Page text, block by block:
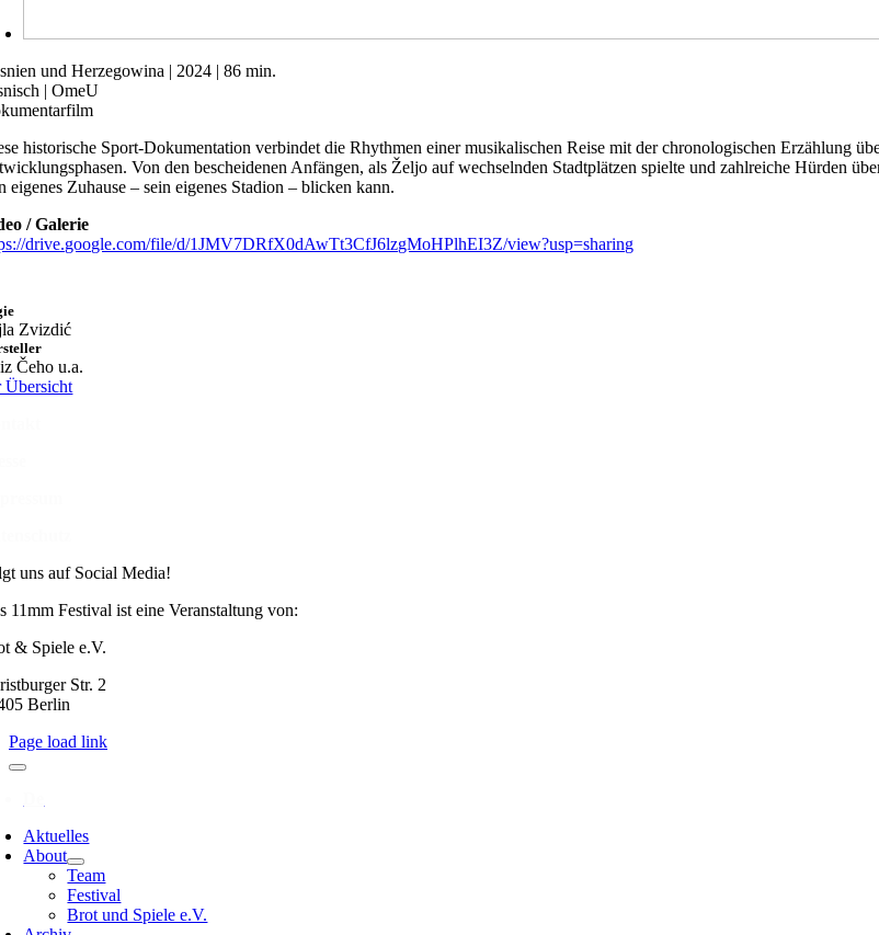
und Herzegowina | 2024 | 86 min.
| OmeU
historische Sport-Dokumentation verbindet die Rhythmen einer musikalischen Reise mit der chronologischen Erzählung
Von den bescheidenen Anfängen, als Željo auf wechselnden Stadtplätzen spielte und zahlreiche Hürden
eigenes Zuhause – sein eigenes Stadion – blicken kann.
/ Galerie
drive.google.com/file/d/1JMV7DRfX0dAwTt3CfJ6lzgMoHPlhEI3Z/view?usp=sharing
Zvizdić
Čeho u.a.
Übersicht
uns auf Social Media!
11mm Festival ist eine Veranstaltung von:
& Spiele e.V.
Str. 2
Berlin
Page load link
Aktuelles
About
Team
Festival
Brot und Spiele e.V.